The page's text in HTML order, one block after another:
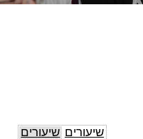
שיעורים שיעורים